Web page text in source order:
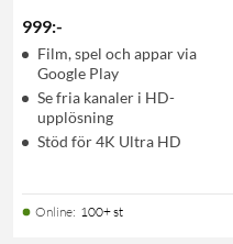
999:-
Film, spel och appar via
Google Play
Se fria kanaler i HD-
upplösning
Stöd för 4K Ultra HD
Online: 100+ st